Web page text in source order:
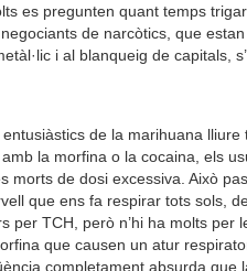
es pregunten quant temps
de narcòtics, que estan
i al blanqueig de capitals,
de la marihuana lliure
la morfina o la cocaina, els
morts de dosi excessiva. Això
que ens fa respirar tots sols,
per TCH, però n’hi ha molts per
que causen un atur
completament absurda que